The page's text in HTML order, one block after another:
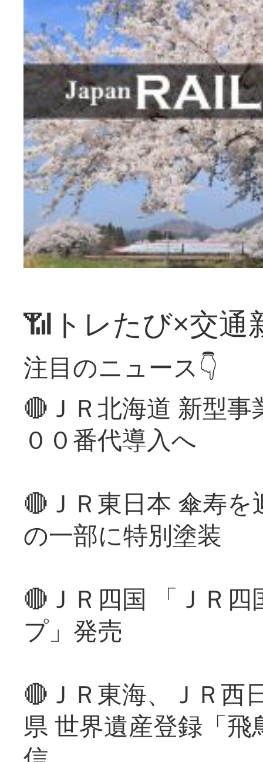
📶トレたび×交通
注目のニュース👇
🔴ＪＲ北海道 新型
００番代導入へ
🔴ＪＲ東日本 傘寿
の一部に特別塗装
🔴ＪＲ四国 「ＪＲ
プ」発売
🔴ＪＲ東海、ＪＲ西
県 世界遺産登録「